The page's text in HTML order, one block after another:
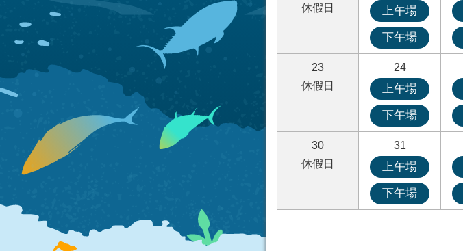
休假日
上午場
下午場
23
休假日
24
上午場
下午場
30
休假日
31
上午場
下午場